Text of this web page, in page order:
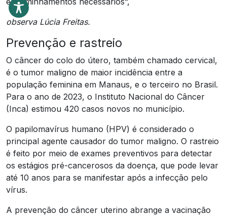
observa Lúcia Freitas.
Prevenção e rastreio
O câncer do colo do útero, também chamado cervical,
é o tumor maligno de maior incidência entre a
população feminina em Manaus, e o terceiro no Brasil.
Para o ano de 2023, o Instituto Nacional do Câncer
(Inca) estimou 420 casos novos no município.
O papilomavírus humano (HPV) é considerado o
principal agente causador do tumor maligno. O rastreio
é feito por meio de exames preventivos para detectar
os estágios pré-cancerosos da doença, que pode levar
até 10 anos para se manifestar após a infecção pelo
vírus.
A prevenção do câncer uterino abrange a vacinação